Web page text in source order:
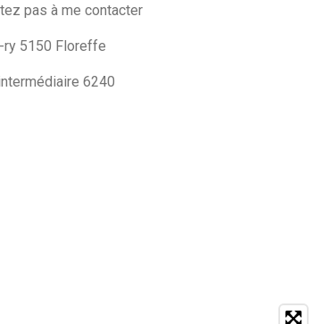
pas à me contacter
5150 Floreffe
6240